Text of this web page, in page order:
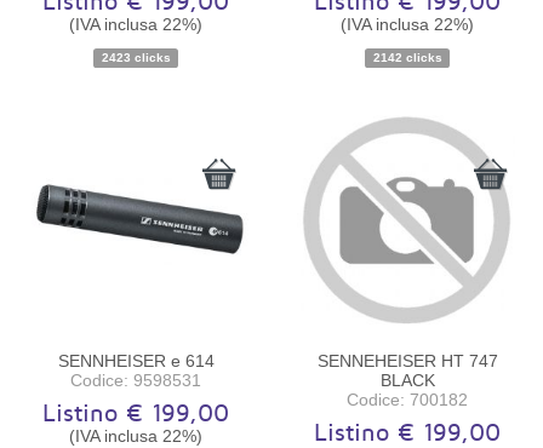
(IVA inclusa 22%)
2423 clicks
(IVA inclusa 22%)
2142 clicks
SENNHEISER e 614
Codice: 9598531
Listino € 199,00
(IVA inclusa 22%)
SENNEHEISER HT 747
BLACK
Codice: 700182
Listino € 199,00